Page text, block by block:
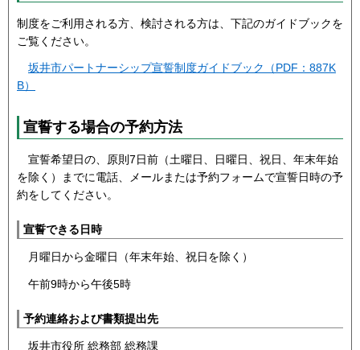
制度をご利用される方、検討される方は、下記のガイドブックを
ご覧ください。
坂井市パートナーシップ宣誓制度ガイドブック（PDF：887K
B）
宣誓する場合の予約方法
宣誓希望日の、原則7日前（土曜日、日曜日、祝日、年末年始
を除く）までに電話、メールまたは予約フォームで宣誓日時の予
約をしてください。
宣誓できる日時
月曜日から金曜日（年末年始、祝日を除く）
午前9時から午後5時
予約連絡および書類提出先
坂井市役所 総務部 総務課